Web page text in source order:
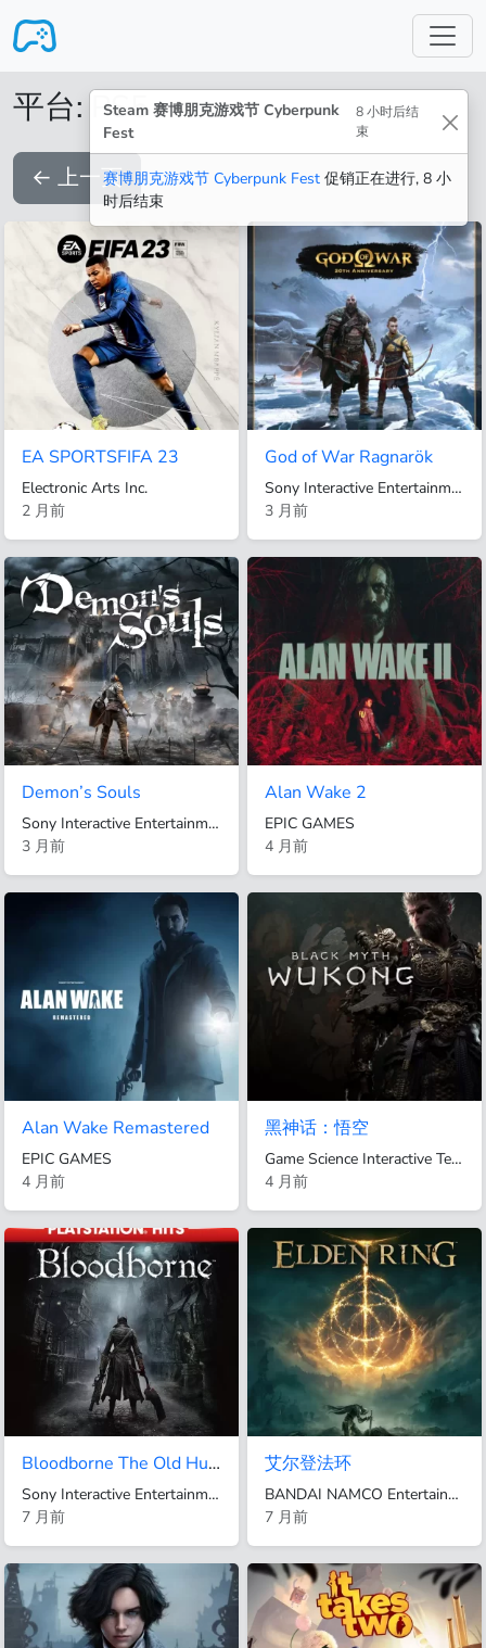
Steam 赛博朋克游戏节 Cyberpunk
Fest
8 小时后结
束
赛博朋克游戏节 Cyberpunk Fest 促销正在进行, 8 小
时后结束
平台: PS5
← 上一页
EA SPORTSFIFA 23
Electronic Arts Inc.
2 月前
God of War Ragnarök
Sony Interactive Entertainment
3 月前
Demon’s Souls
Sony Interactive Entertainment
3 月前
Alan Wake 2
EPIC GAMES
4 月前
Alan Wake Remastered
EPIC GAMES
4 月前
黑神话：悟空
Game Science Interactive Technology Co., Ltd.
4 月前
Bloodborne The Old Hunters Edition
Sony Interactive Entertainment
7 月前
艾尔登法环
BANDAI NAMCO Entertainment Inc.
7 月前